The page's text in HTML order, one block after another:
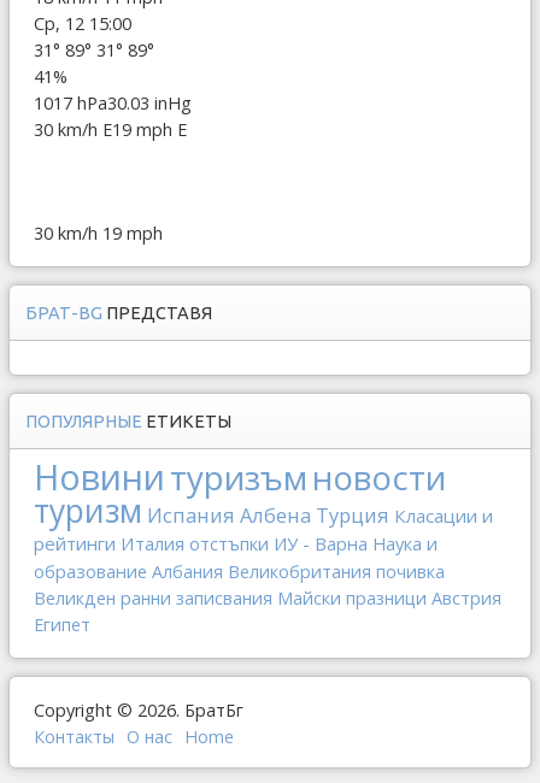
Ср, 12 15:00
31° 89° 31° 89°
41%
1017 hPa30.03 inHg
30 km/h E19 mph E
30 km/h 19 mph
БРАТ-BG ПРЕДСТАВЯ
ПОПУЛЯРНЫЕ ЕТИКЕТЫ
Новинитуризъм новости
туризм Испания Албена Турция Класации и
рейтинги Италия отстъпки ИУ - Варна Наука и
образование Албания Великобритания почивка
Великден ранни записвания Майски празници Австрия
Египет
Copyright © 2026. БратБг
Контакты
О наc Home